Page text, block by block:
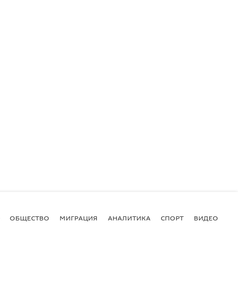
ОБЩЕСТВО МИГРАЦИЯ АНАЛИТИКА СПОРТ ВИДЕО